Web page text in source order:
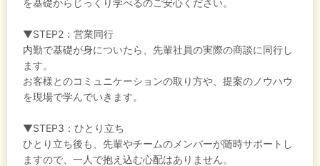
を基礎からじっくり学べるのご安心ください。
▼STEP2：営業同行
内勤で基礎が身についたら、先輩社員の実際の商談に同行し
ます。
お客様とのコミュニケーションの取り方や、提案のノウハウ
を現場で学んでいきます。
▼STEP3：ひとり立ち
ひとり立ち後も、先輩やチームのメンバーが随時サポートし
ますので、一人で抱え込む心配はありません。